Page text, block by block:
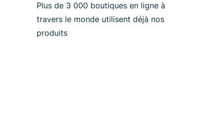
Plus de 3 000 boutiques en ligne à
travers le monde utilisent déjà nos
produits